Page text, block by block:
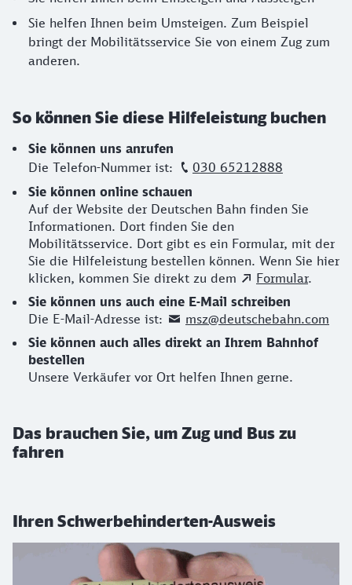
Sie helfen Ihnen beim Umsteigen. Zum Beispiel
bringt der Mobilitätsservice Sie von einem Zug zum
anderen.
So können Sie diese Hilfeleistung buchen
Sie können uns anrufen
Die Telefon-Nummer ist:
030 65212888
Sie können online schauen
Auf der Website der Deutschen Bahn finden Sie
Informationen. Dort finden Sie den
Mobilitätsservice. Dort gibt es ein Formular, mit der
Sie die Hilfeleistung bestellen können. Wenn Sie hier
klicken, kommen Sie direkt zu dem
Formular.
Sie können uns auch eine E-Mail schreiben
Die E-Mail-Adresse ist:
msz@deutschebahn.com
Sie können auch alles direkt an Ihrem Bahnhof
bestellen
Unsere Verkäufer vor Ort helfen Ihnen gerne.
Das brauchen Sie, um Zug und Bus zu
fahren
Ihren Schwerbehinderten-Ausweis